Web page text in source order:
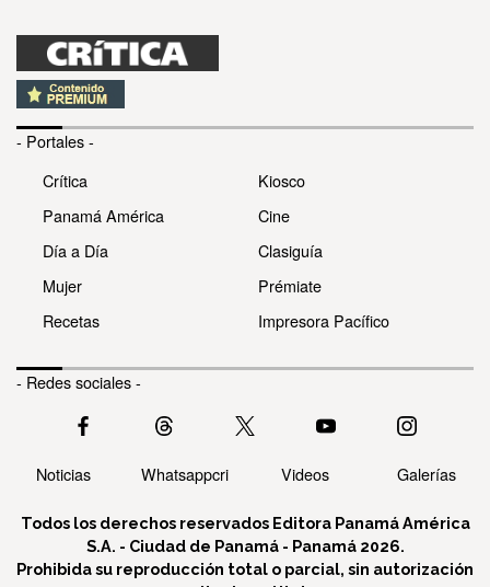
- Portales -
Crítica
Panamá América
Día a Día
Mujer
Recetas
Kiosco
Cine
Clasiguía
Prémiate
Impresora Pacífico
- Redes sociales -
Noticias Whatsappcri Videos Galerías
Todos los derechos reservados Editora Panamá América
S.A. - Ciudad de Panamá - Panamá 2026.
Prohibida su reproducción total o parcial, sin autorización